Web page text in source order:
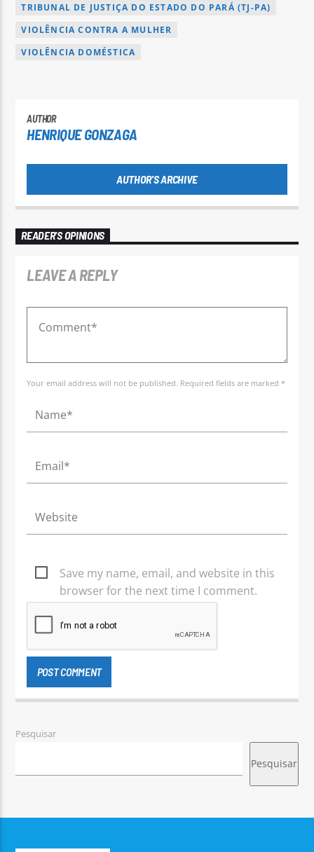
TRIBUNAL DE JUSTIÇA DO ESTADO DO PARÁ (TJ-PA)
VIOLÊNCIA CONTRA A MULHER
VIOLÊNCIA DOMÉSTICA
AUTHOR
HENRIQUE GONZAGA
AUTHOR'S ARCHIVE
READER'S OPINIONS
LEAVE A REPLY
Your email address will not be published. Required fields are marked *
Save my name, email, and website in this
browser for the next time I comment.
Pesquisar
Pesquisar